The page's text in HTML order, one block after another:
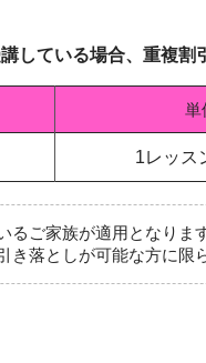
している場合、重複割
単
1レッス
るご家族が適用となりま
き落としが可能な方に限